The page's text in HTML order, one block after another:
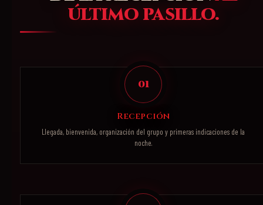
último pasillo.
01
Recepción
Llegada, bienvenida, organización del grupo y primeras indicaciones de la
noche.